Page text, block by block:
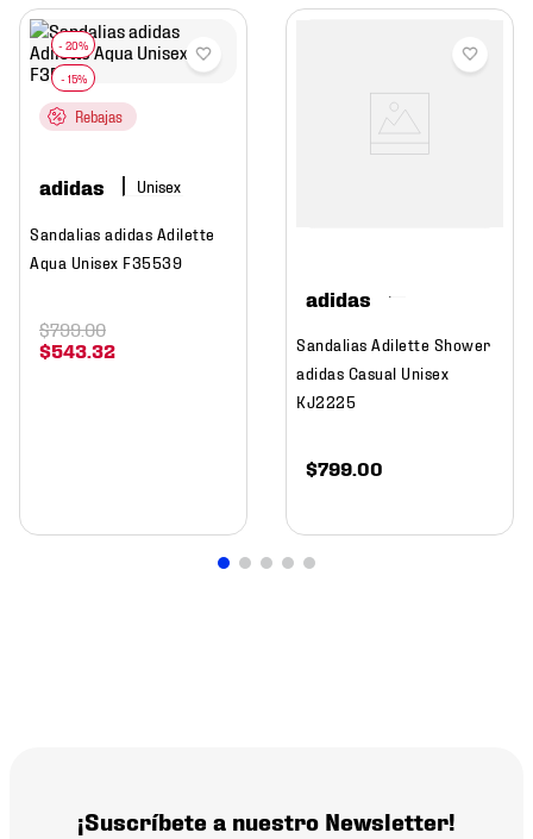
Rebajas
adidas
Sandalias adidas Adilette
Aqua Unisex F35539
$543 32
$799.00
adidas
Sandalias Adilette Shower
adidas Casual Unisex
KJ2225
$799 00
¡Suscríbete a nuestro Newsletter!